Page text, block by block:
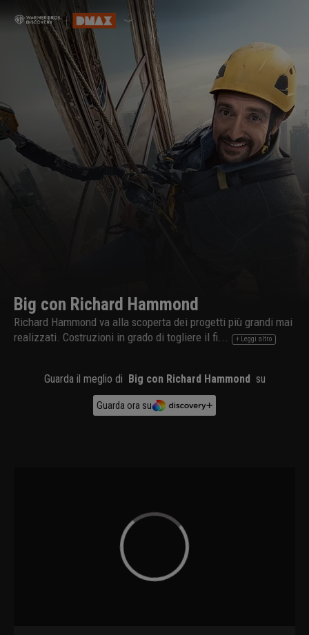
Big con Richard Hammond
Richard Hammond va alla scoperta dei progetti più grandi mai
realizzati. Costruzioni in grado di togliere il fi...
+ Leggi altro
Guarda il meglio di Big con Richard Hammond su
Guarda ora su